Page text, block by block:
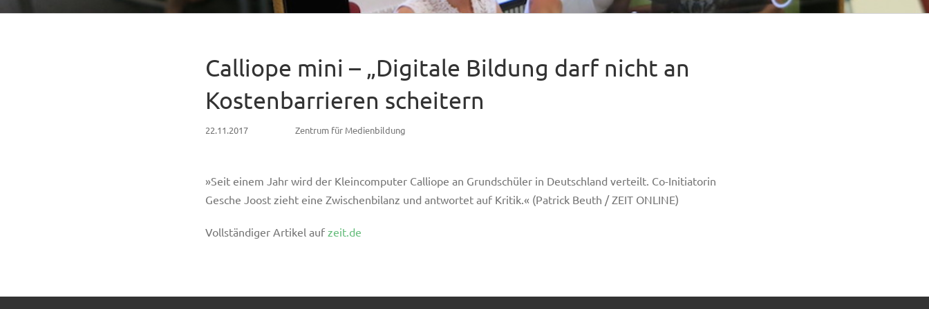
Calliope mini – „Digitale Bildung darf nicht an
Kostenbarrieren scheitern
22.11.2017 Zentrum für Medienbildung
»Seit einem Jahr wird der Kleincomputer Calliope an Grundschüler in Deutschland verteilt. Co-Initiatorin
Gesche Joost zieht eine Zwischenbilanz und antwortet auf Kritik.« (Patrick Beuth / ZEIT ONLINE)
Vollständiger Artikel aufzeit.de